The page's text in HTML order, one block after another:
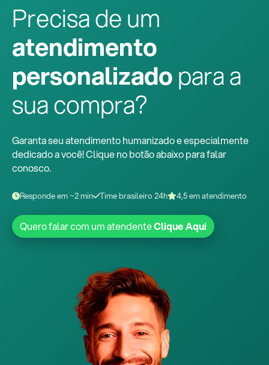
Precisa de um
atendimento
personalizadopara a
sua compra?
Garanta seu atendimento humanizado e especialmente
dedicado a você! Clique no botão abaixo para falar
conosco.
Responde em ~2 min Time brasileiro 24h 4,5 em atendimento
Quero falar com um atendenteClique Aqui